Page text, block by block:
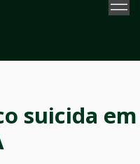
suicida em